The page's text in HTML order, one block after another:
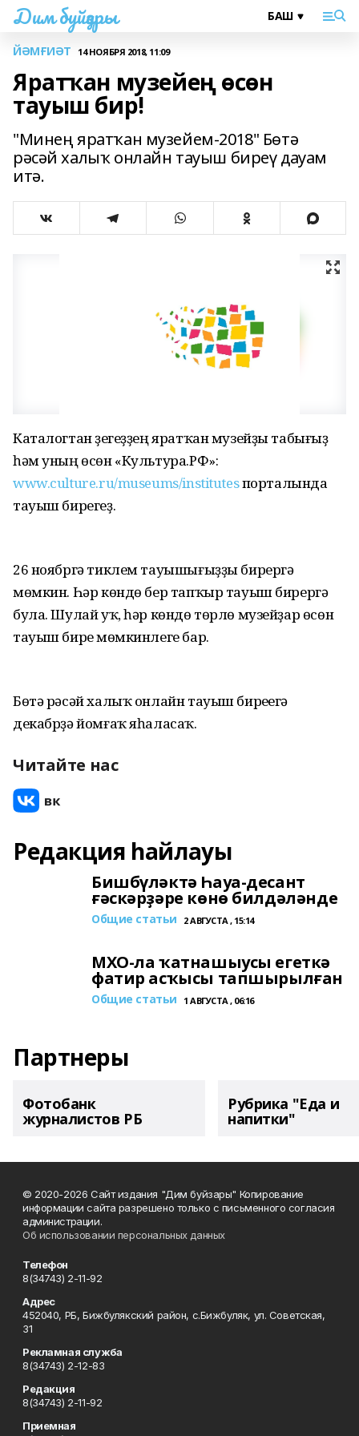
Дим буйҙары
ЙӘМҒИӘТ 14 НОЯБРЯ 2018, 11:09
Яратҡан музейең өсөн
тауыш бир!
"Минең яратҡан музейем-2018" Бөтә
рәсәй халыҡ онлайн тауыш биреү дауам
итә.
Каталогтан үҙегеҙҙең яратҡан музейҙы табығыҙ
һәм уның өсөн «Культура.РФ»:
www.culture.ru/museums/institutesпорталында
тауыш бирегеҙ.
26 ноябргә тиклем тауышығыҙҙы бирергә
мөмкин. Һәр көндө бер тапҡыр тауыш бирергә
була. Шулай уҡ, һәр көндө төрлө музейҙар өсөн
тауыш биреү мөмкинлеге бар.
Бөтә рәсәй халыҡ онлайн тауыш биреүегә
декабрҙә йомғаҡ яһаласаҡ.
Читайте нас
Редакция һайлауы
Бишбүләктә Һауа-десант
ғәскәрҙәре көнө билдәләнде
Общие статьи 2 АВГУСТА , 15:14
МХО-ла ҡатнашыусы егеткә
фатир асҡысы тапшырылған
Общие статьи 1 АВГУСТА , 06:16
Партнеры
Фотобанк
журналистов РБ
Рубрика "Еда и
напитки"
© 2020-2026 Сайт издания "Дим буйзары" Копирование
информации сайта разрешено только с письменного согласия
администрации.
Об использовании персональных данных
Телефон
8(34743) 2-11-92
Адрес
452040, РБ, Бижбулякский район, с.Бижбуляк, ул. Советская,
31
Рекламная служба
8(34743) 2-12-83
Редакция
8(34743) 2-11-92
Приемная